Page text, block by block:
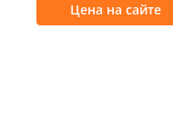
Цена на сайте